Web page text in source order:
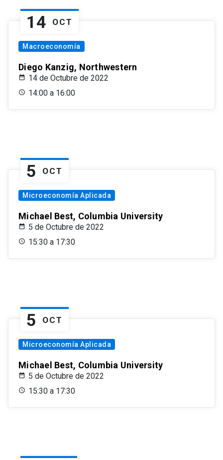
14 OCT
Macroeconomía
Diego Kanzig, Northwestern
14 de Octubre de 2022
14:00 a 16:00
5 OCT
Microeconomía Aplicada
Michael Best, Columbia University
5 de Octubre de 2022
15:30 a 17:30
5 OCT
Microeconomía Aplicada
Michael Best, Columbia University
5 de Octubre de 2022
15:30 a 17:30